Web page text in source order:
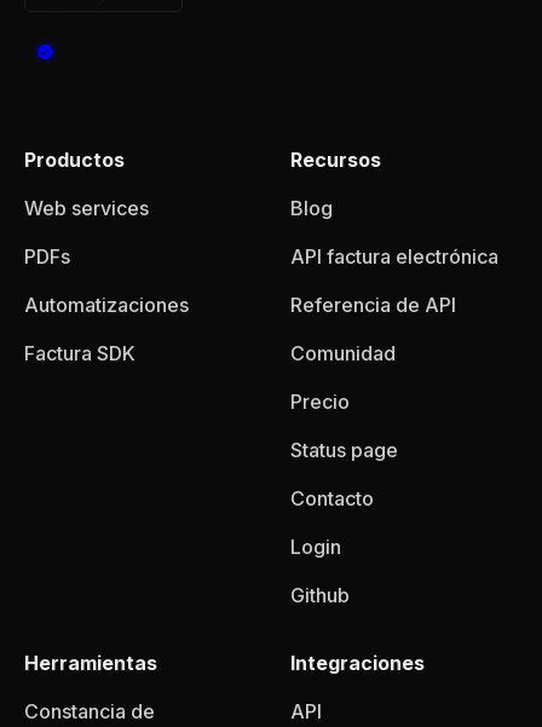
Productos
Web services
PDFs
Automatizaciones
Factura SDK
Recursos
Blog
API factura electrónica
Referencia de API
Comunidad
Precio
Status page
Contacto
Login
Github
Herramientas
Constancia de
Integraciones
API